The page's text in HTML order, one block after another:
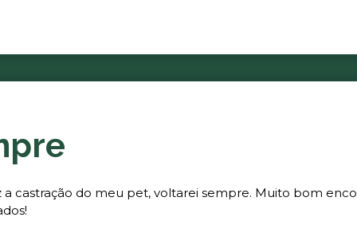
a castração do meu pet, voltarei sempre. Muito bom